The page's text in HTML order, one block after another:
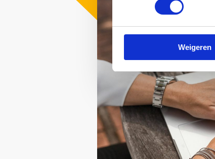
Weigeren